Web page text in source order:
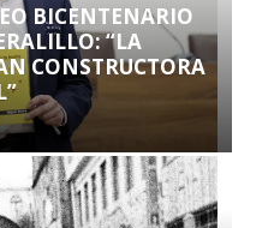
BICENTENARIO
“LA
CONSTRUCTORA